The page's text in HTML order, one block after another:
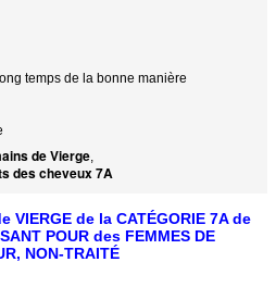
temps de la bonne manière
de Vierge,
des cheveux 7A
VIERGE de la CATÉGORIE 7A de
POUR des FEMMES DE
NON-TRAITÉ